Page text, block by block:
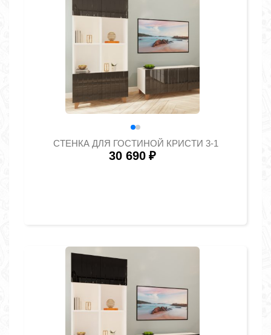
СТЕНКА ДЛЯ ГОСТИНОЙ КРИСТИ 3-1
30 690 ₽